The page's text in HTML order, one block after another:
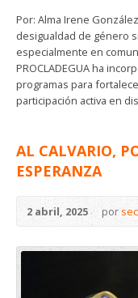
Por: Alma Irene
desigualdad de género
especialmente en
PROCLADEGUA ha
programas para
participación activa en
AL CALVARIO,
ESPERANZA
2 abril, 2025 por